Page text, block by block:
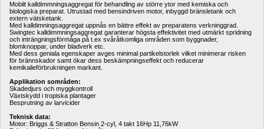
Mobilt kalldimmningsaggregat för behandling av större ytor med kemiska och
biologiska preparat. Utrustad med bensindriven motor, inbyggd bränsletank och
extern vätsketank.
Med kalldimningsaggregat uppnås en bättre effekt av preparatens verkninggrad.
Swingtec kalldimmningsaggregat garanterar högsta effektivitet med utmärkt spridning
och inträngningsförmåga på t.ex svåråtkomliga områden som byggnader,
blomknoppar, under bladverk etc.
Med dess geniala egenskaper avges minimal partikelstorlek vilket minimerar risken
för brännskador samt ökar dess beskämpningseffekt och reducerar
kemikalieförbrukningen markant.
Applikation sområden:
Skadedjurs och myggkontroll
Växtskydd i tropiska plantager
Besprutning av larvicider
Teknisk data:
Motor: Briggs & Stratton Bensin 2-cyl, 4 takt 16Hp 11,76kW